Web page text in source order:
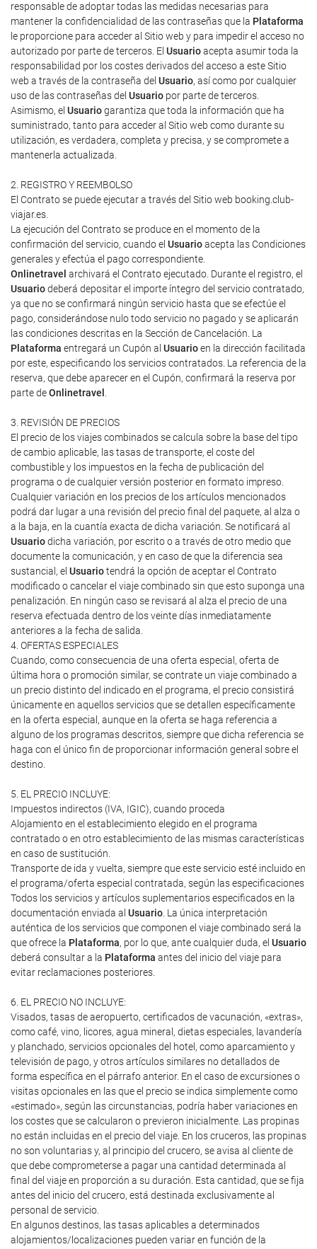
responsable de adoptar todas las medidas necesarias para
mantener la confidencialidad de las contraseñas que la Plataforma
le proporcione para acceder al Sitio web y para impedir el acceso no
autorizado por parte de terceros. El Usuarioacepta asumir toda la
responsabilidad por los costes derivados del acceso a este Sitio
web a través de la contraseña del Usuario, así como por cualquier
uso de las contraseñas del Usuario por parte de terceros.
Asimismo, el Usuariogarantiza que toda la información que ha
suministrado, tanto para acceder al Sitio web como durante su
utilización, es verdadera, completa y precisa, y se compromete a
mantenerla actualizada.
2. REGISTRO Y REEMBOLSO
El Contrato se puede ejecutar a través del Sitio web booking.club-
viajar.es.
La ejecución del Contrato se produce en el momento de la
confirmación del servicio, cuando el Usuarioacepta las Condiciones
generales y efectúa el pago correspondiente.
Onlinetravel archivará el Contrato ejecutado. Durante el registro, el
Usuariodeberá depositar el importe íntegro del servicio contratado,
ya que no se confirmará ningún servicio hasta que se efectúe el
pago, considerándose nulo todo servicio no pagado y se aplicarán
las condiciones descritas en la Sección de Cancelación. La
Plataforma entregará un Cupón al Usuarioen la dirección facilitada
por este, especificando los servicios contratados. La referencia de la
reserva, que debe aparecer en el Cupón, confirmará la reserva por
parte deOnlinetravel .
3. REVISIÓN DE PRECIOS
El precio de los viajes combinados se calcula sobre la base del tipo
de cambio aplicable, las tasas de transporte, el coste del
combustible y los impuestos en la fecha de publicación del
programa o de cualquier versión posterior en formato impreso.
Cualquier variación en los precios de los artículos mencionados
podrá dar lugar a una revisión del precio final del paquete, al alza o
a la baja, en la cuantía exacta de dicha variación. Se notificará al
Usuariodicha variación, por escrito o a través de otro medio que
documente la comunicación, y en caso de que la diferencia sea
sustancial, el Usuariotendrá la opción de aceptar el Contrato
modificado o cancelar el viaje combinado sin que esto suponga una
penalización. En ningún caso se revisará al alza el precio de una
reserva efectuada dentro de los veinte días inmediatamente
anteriores a la fecha de salida.
4. OFERTAS ESPECIALES
Cuando, como consecuencia de una oferta especial, oferta de
última hora o promoción similar, se contrate un viaje combinado a
un precio distinto del indicado en el programa, el precio consistirá
únicamente en aquellos servicios que se detallen específicamente
en la oferta especial, aunque en la oferta se haga referencia a
alguno de los programas descritos, siempre que dicha referencia se
haga con el único fin de proporcionar información general sobre el
destino.
5. EL PRECIO INCLUYE:
Impuestos indirectos (IVA, IGIC), cuando proceda
Alojamiento en el establecimiento elegido en el programa
contratado o en otro establecimiento de las mismas características
en caso de sustitución.
Transporte de ida y vuelta, siempre que este servicio esté incluido en
el programa/oferta especial contratada, según las especificaciones
Todos los servicios y artículos suplementarios especificados en la
documentación enviada al Usuario. La única interpretación
auténtica de los servicios que componen el viaje combinado será la
que ofrece la Plataforma, por lo que, ante cualquier duda, el Usuario
deberá consultar a la Plataforma antes del inicio del viaje para
evitar reclamaciones posteriores.
6. EL PRECIO NO INCLUYE:
Visados, tasas de aeropuerto, certificados de vacunación, «extras»,
como café, vino, licores, agua mineral, dietas especiales, lavandería
y planchado, servicios opcionales del hotel, como aparcamiento y
televisión de pago, y otros artículos similares no detallados de
forma específica en el párrafo anterior. En el caso de excursiones o
visitas opcionales en las que el precio se indica simplemente como
«estimado», según las circunstancias, podría haber variaciones en
los costes que se calcularon o previeron inicialmente. Las propinas
no están incluidas en el precio del viaje. En los cruceros, las propinas
no son voluntarias y, al principio del crucero, se avisa al cliente de
que debe comprometerse a pagar una cantidad determinada al
final del viaje en proporción a su duración. Esta cantidad, que se fija
antes del inicio del crucero, está destinada exclusivamente al
personal de servicio.
En algunos destinos, las tasas aplicables a determinados
alojamientos/localizaciones pueden variar en función de la